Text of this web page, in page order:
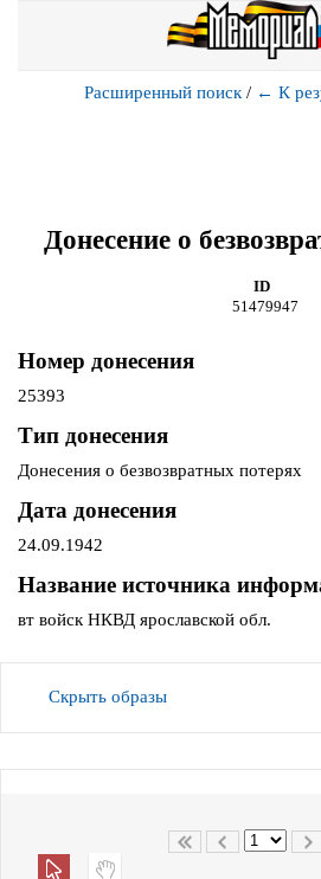
Расширенный поиск / ← К
Донесение о
ID
51479947
Номер донесения
25393
Тип донесения
Донесения о безвозвратных потерях
Дата донесения
24.09.1942
Название источника
вт войск НКВД ярославской обл.
Скрыть образы